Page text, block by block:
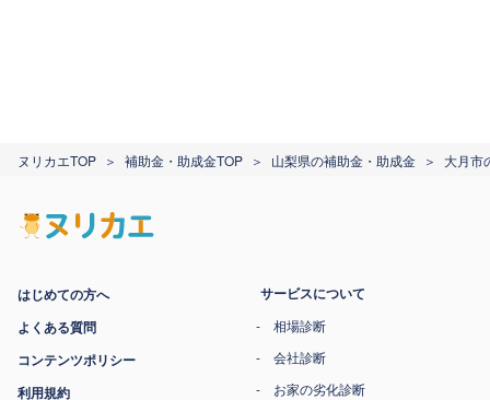
ヌリカエTOP 補助金・助成金TOP 山梨県の補助金・助成金 大月市
はじめての方へ
よくある質問
コンテンツポリシー
利用規約
サービスについて
相場診断
会社診断
お家の劣化診断